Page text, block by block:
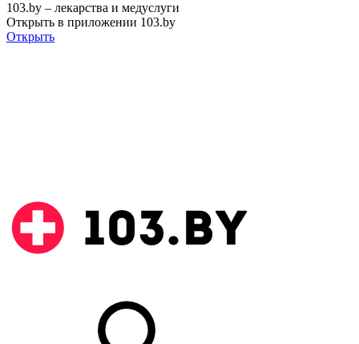
103.by – лекарства и медуслуги
Открыть в приложении 103.by
Открыть